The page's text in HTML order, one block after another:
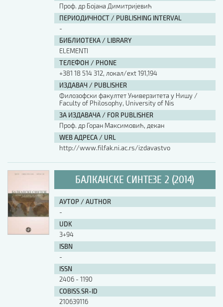
Проф. др Бојана Димитријевић
ПЕРИОДИЧНОСТ / PUBLISHING INTERVAL
-
БИБЛИОТЕКА / LIBRARY
ELEMENTI
ТЕЛЕФОН / PHONE
+381 18 514 312, локал/ext 191,194
ИЗДАВАЧ / PUBLISHER
Филозофски факултет Универзитета у Нишу /
Faculty of Philosophy, University of Nis
ЗА ИЗДАВАЧА / FOR PUBLISHER
Проф. др Горан Максимовић, декан
WEB АДРЕСА / URL
http://www.filfak.ni.ac.rs/izdavastvo
БАЛКАНСКЕ СИНТЕЗЕ 2 (2014)
АУТОР / AUTHOR
-
UDK
3+94
ISBN
-
ISSN
2406 - 1190
COBISS.SR-ID
210639116